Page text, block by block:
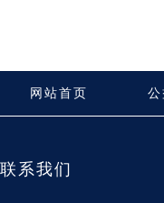
网站首页 公
联系我们